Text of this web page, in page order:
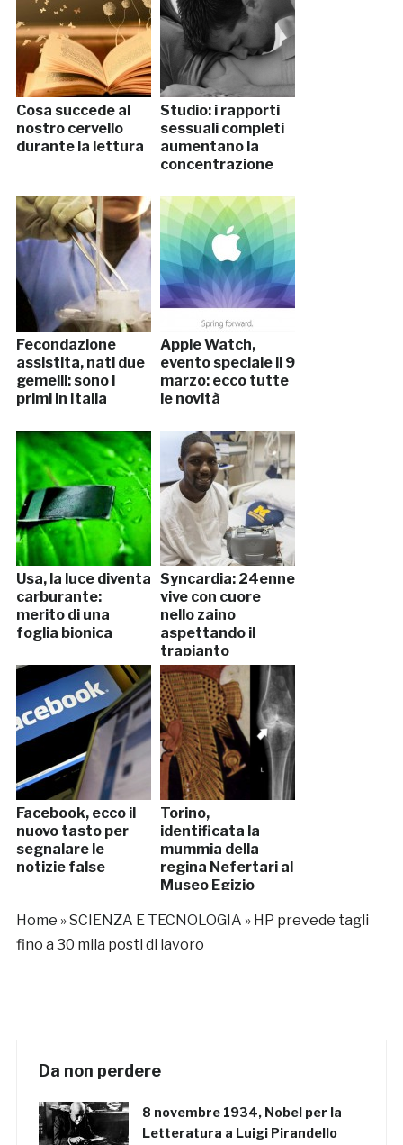
Cosa succede al
nostro cervello
durante la lettura
Studio: i rapporti
sessuali completi
aumentano la
concentrazione
Fecondazione
assistita, nati due
gemelli: sono i
primi in Italia
Apple Watch,
evento speciale il 9
marzo: ecco tutte
le novità
Usa, la luce diventa
carburante:
merito di una
foglia bionica
Syncardia: 24enne
vive con cuore
nello zaino
aspettando il
trapianto
Facebook, ecco il
nuovo tasto per
segnalare le
notizie false
Torino,
identificata la
mummia della
regina Nefertari al
Museo Egizio
Home »SCIENZA E TECNOLOGIA » HP prevede tagli
fino a 30 mila posti di lavoro
Da non perdere
8 novembre 1934, Nobel per la
Letteratura a Luigi Pirandello